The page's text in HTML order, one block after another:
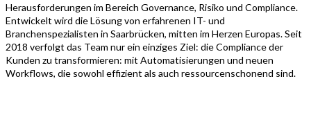
Herausforderungen im Bereich Governance, Risiko und Compliance.
Entwickelt wird die Lösung von erfahrenen IT- und
Branchenspezialisten in Saarbrücken, mitten im Herzen Europas. Seit
2018 verfolgt das Team nur ein einziges Ziel: die Compliance der
Kunden zu transformieren: mit Automatisierungen und neuen
Workflows, die sowohl effizient als auch ressourcenschonend sind.